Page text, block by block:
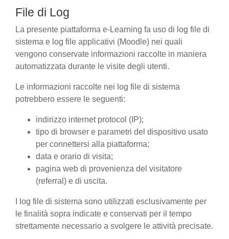
File di Log
La presente piattaforma e-Learning fa uso di log file di
sistema e log file applicativi (Moodle) nei quali
vengono conservate informazioni raccolte in maniera
automatizzata durante le visite degli utenti.
Le informazioni raccolte nei log file di sistema
potrebbero essere le seguenti:
indirizzo internet protocol (IP);
tipo di browser e parametri del dispositivo usato
per connettersi alla piattaforma;
data e orario di visita;
pagina web di provenienza del visitatore
(referral) e di uscita.
I log file di sistema sono utilizzati esclusivamente per
le finalità sopra indicate e conservati per il tempo
strettamente necessario a svolgere le attività precisate.